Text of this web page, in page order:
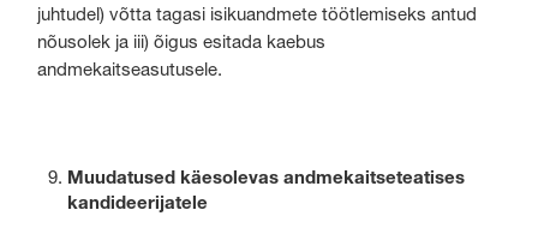
juhtudel) võtta tagasi isikuandmete töötlemiseks antud
nõusolek ja iii) õigus esitada kaebus
andmekaitseasutusele.
Muudatused käesolevas andmekaitseteatises
kandideerijatele